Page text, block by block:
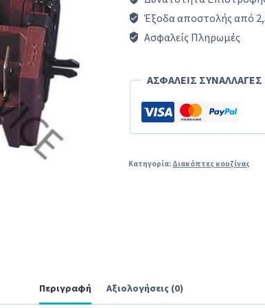
-
με
φούρνου
ELCO
ποσότητα
Έξοδα αποστολής από
Ασφαλείς Πληρωμές
ΑΣΦΑΛΕΙΣ ΣΥΝΑΛΛΑΓΕΣ
Κατηγορία: Διακόπτες κουζίνας
Περιγραφή Αξιολογήσεις (0)